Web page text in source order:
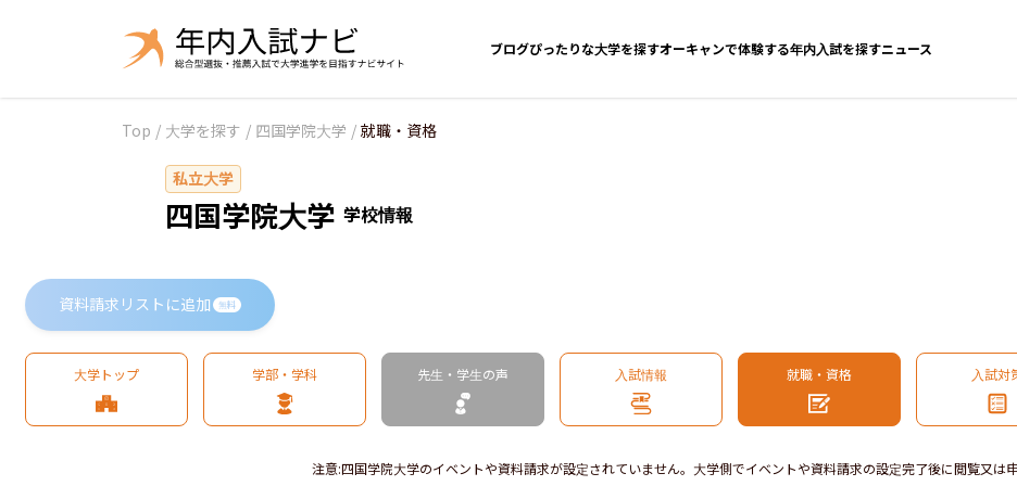
ブログぴったりな大学を探すオーキャンで体験する年内入試を探すニュース
Top / 大学を探す / 四国学院大学 / 就職・資格
私立大学
四国学院大学 学校情報
資料請求リストに追加 無料
大学トップ 学部・学科 先生・学生の声 入試情報 就職・資格 入試対
注意:四国学院大学のイベントや資料請求が設定されていません。大学側でイベントや資料請求の設定完了後に閲覧又は申